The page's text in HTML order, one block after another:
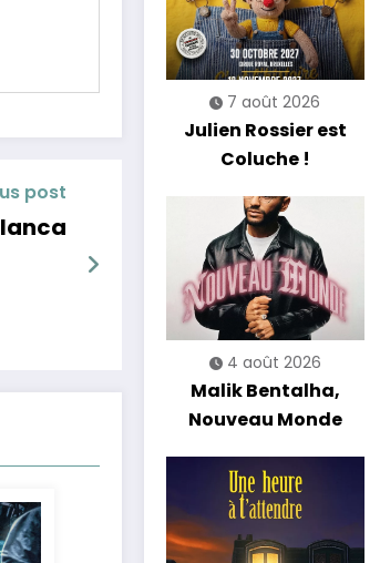
post
7 août 2026
Julien Rossier est
Coluche !
4 août 2026
Malik Bentalha,
Nouveau Monde